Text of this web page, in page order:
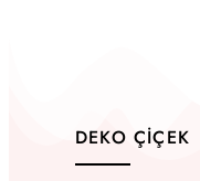
DEKO ÇIÇEK